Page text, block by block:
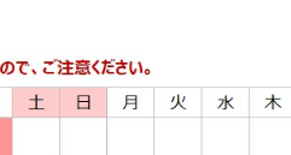
5.0（3）
1,100円
(送料別)
1,100円
(送料別)